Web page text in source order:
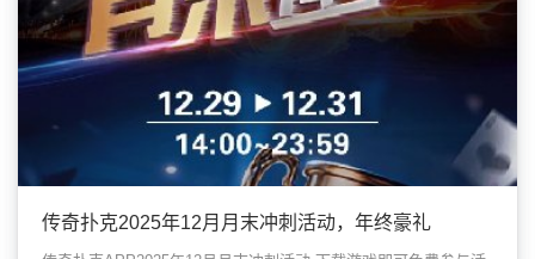
传奇扑克2025年12月月末冲刺活动，年终豪礼